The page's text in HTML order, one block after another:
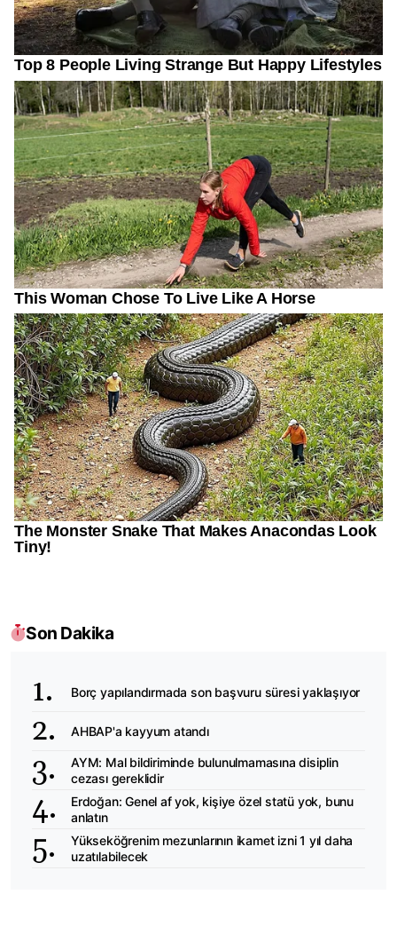
Son Dakika
Borç yapılandırmada son başvuru süresi yaklaşıyor
AHBAP'a kayyum atandı
AYM: Mal bildiriminde bulunulmamasına disiplin
cezası gereklidir
Erdoğan: Genel af yok, kişiye özel statü yok, bunu
anlatın
Yükseköğrenim mezunlarının ikamet izni 1 yıl daha
uzatılabilecek